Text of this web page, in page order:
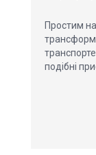
Простим
подібні